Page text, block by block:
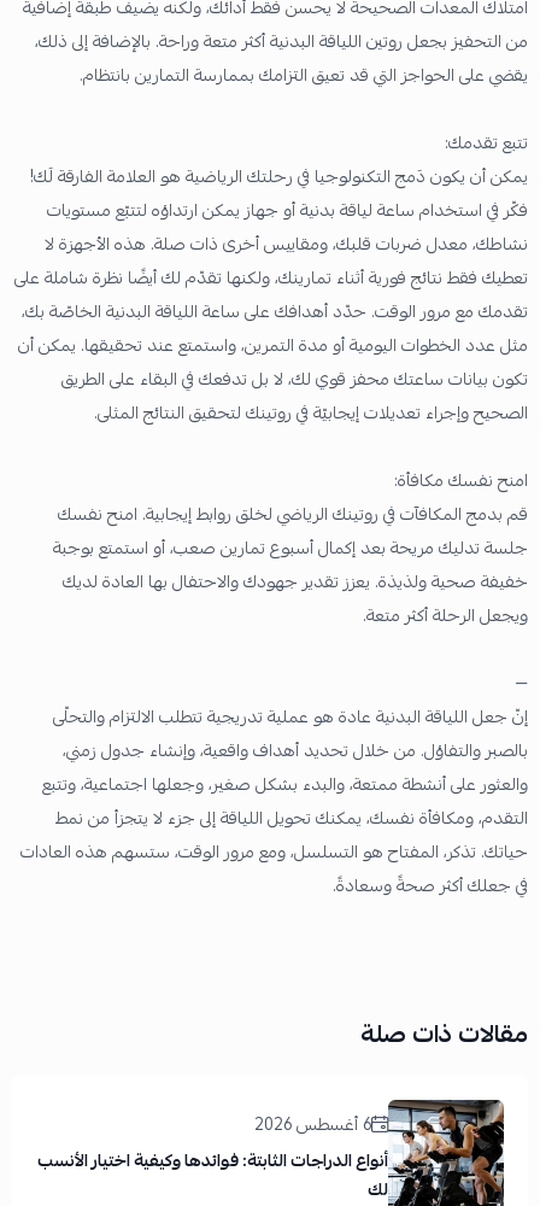
امتلاك المعدات الصحيحة لا يحسن فقط أدائك، ولكنه يضيف طبقة إضافية
من التحفيز بجعل روتين اللياقة البدنية أكثر متعة وراحة. بالإضافة إلى ذلك،
يقضي على الحواجز التي قد تعيق التزامك بممارسة التمارين بانتظام.
تتبع تقدمك:
يمكن أن يكون دَمج التكنولوجيا في رحلتك الرياضية هو العلامة الفارقة لَك!
فكّر في استخدام ساعة لياقة بدنية أو جهاز يمكن ارتداؤه لتتبّع مستويات
نشاطك، معدل ضربات قلبك، ومقاييس أخرى ذات صلة. هذه الأجهزة لا
تعطيك فقط نتائج فورية أثناء تمارينك، ولكنها تقدّم لك أيضًا نظرة شاملة على
تقدمك مع مرور الوقت. حدّد أهدافك على ساعة اللياقة البدنية الخاصّة بك،
مثل عدد الخطوات اليومية أو مدة التمرين، واستمتع عند تحقيقها. يمكن أن
تكون بيانات ساعتك محفز قوي لك، لا بل تدفعك في البقاء على الطريق
الصحيح وإجراء تعديلات إيجابيّة في روتينك لتحقيق النتائج المثلى.
امنح نفسك مكافأة:
قم بدمج المكافآت في روتينك الرياضي لخلق روابط إيجابية. امنح نفسك
جلسة تدليك مريحة بعد إكمال أسبوع تمارين صعب، أو استمتع بوجبة
خفيفة صحية ولذيذة. يعزز تقدير جهودك والاحتفال بها العادة لديك
ويجعل الرحلة أكثر متعة.
—
إنّ جعل اللياقة البدنية عادة هو عملية تدريجية تتطلب الالتزام والتحلّى
بالصبر والتفاؤل. من خلال تحديد أهداف واقعية، وإنشاء جدول زمني،
والعثور على أنشطة ممتعة، والبدء بشكل صغير، وجعلها اجتماعية، وتتبع
التقدم، ومكافأة نفسك، يمكنك تحويل اللياقة إلى جزء لا يتجزأ من نمط
حياتك. تذكر، المفتاح هو التسلسل، ومع مرور الوقت، ستسهم هذه العادات
في جعلك أكثر صحةً وسعادةً.
مقالات ذات صلة
6 أغسطس 2026
أنواع الدراجات الثابتة: فوائدها وكيفية اختيار الأنسب
لك